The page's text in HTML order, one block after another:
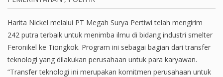
Harita Nickel melalui PT Megah Surya Pertiwi telah mengirim
242 putra terbaik untuk menimba ilmu di bidang industri smelter
Feronikel ke Tiongkok. Program ini sebagai bagian dari transfer
teknologi yang dilakukan perusahaan untuk para karyawan.
“Transfer teknologi ini merupakan komitmen perusahaan untuk